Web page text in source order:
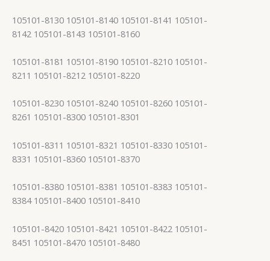
105101-8130 105101-8140 105101-8141 105101-
8142 105101-8143 105101-8160
105101-8181 105101-8190 105101-8210 105101-
8211 105101-8212 105101-8220
105101-8230 105101-8240 105101-8260 105101-
8261 105101-8300 105101-8301
105101-8311 105101-8321 105101-8330 105101-
8331 105101-8360 105101-8370
105101-8380 105101-8381 105101-8383 105101-
8384 105101-8400 105101-8410
105101-8420 105101-8421 105101-8422 105101-
8451 105101-8470 105101-8480